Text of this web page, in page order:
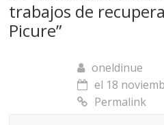
trabajos de
Picure”
oneldinue
el 18
Permalink